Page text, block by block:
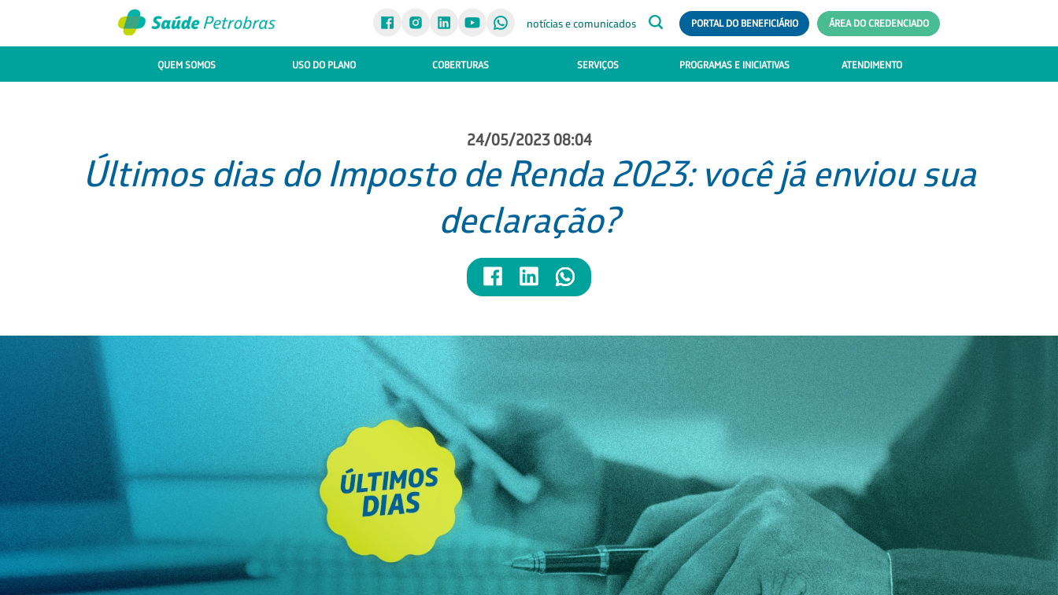
notícias e comunicados PORTAL DO BENEFICIÁRIO ÁREA DO CREDENCIADO
QUEM SOMOS USO DO PLANO COBERTURAS SERVIÇOS PROGRAMAS E INICIATIVAS ATENDIMENTO
24/05/2023 08:04
Últimos dias do Imposto de Renda 2023: você já enviou sua
declaração?